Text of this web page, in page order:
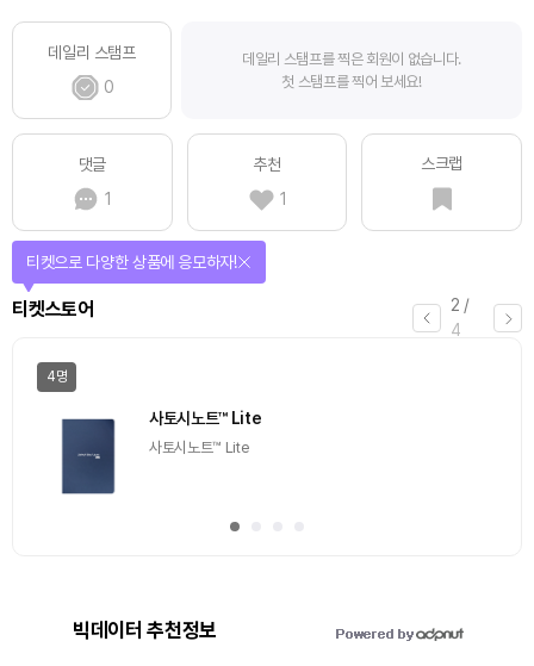
데일리 스탬프
0
데일리 스탬프를 찍은 회원이 없습니다.
첫 스탬프를 찍어 보세요!
댓글
1
추천
1
스크랩
2 /
4
티켓스토어
티켓으로 다양한 상품에 응모하자!
4명
사토시노트™ Lite
사토시노트™ Lite
빅데이터 추천정보